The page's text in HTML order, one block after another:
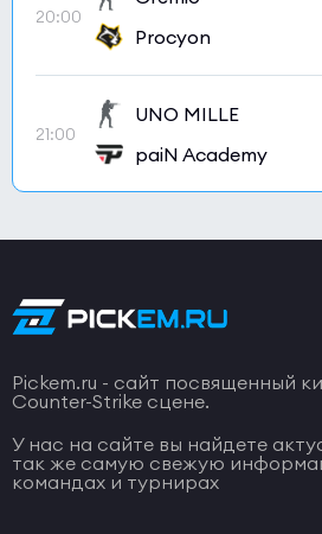
20:00
Procyon
21:00
UNO MILLE
paiN Academy
Pickem.ru - сайт посвященный
Counter-Strike сцене.
У нас на сайте вы найдете
так же самую свежую
командах и турнирах